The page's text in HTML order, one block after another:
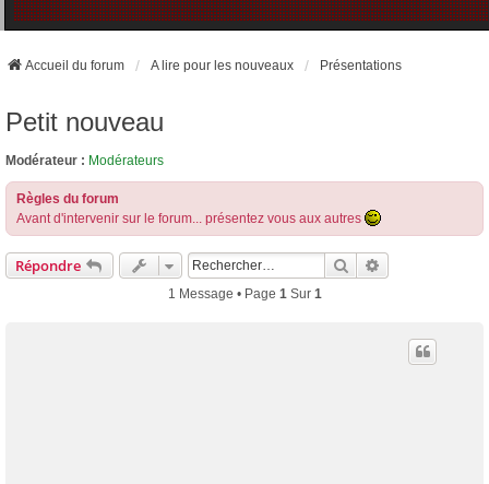
Accueil du forum A lire pour les nouveaux Présentations
Petit nouveau
Modérateur : Modérateurs
Règles du forum
Avant d'intervenir sur le forum... présentez vous aux autres
Répondre Rechercher
1 Message • Page 1Sur 1